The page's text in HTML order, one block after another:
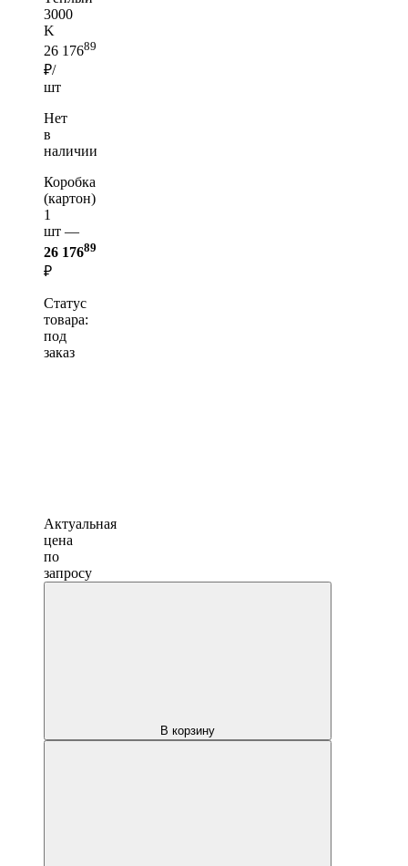
3000
K
26 17689
₽/
шт
Нет
в
наличии
Коробка
(картон)
1
шт —
26 17689
₽
Статус
товара:
под
заказ
Актуальная
цена
по
запросу
В корзину